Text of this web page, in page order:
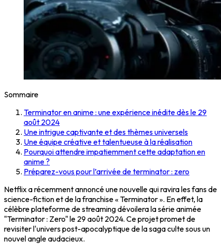
Sommaire
Terminator en anime : une expérience inédite dès le 29
août 2024
Une intrigue captivante et des thèmes universels
Une équipe créative et talentueuse à la réalisation
Pourquoi attendre impatiemment cette adaptation en
anime ?
Préparez-vous pour l’arrivée de terminator : zero
Netflix a récemment annoncé une nouvelle qui ravira les fans de
science-fiction et de la franchise « Terminator ». En effet, la
célèbre plateforme de streaming dévoilera la série animée
"Terminator : Zero" le 29 août 2024. Ce projet promet de
revisiter l'univers post-apocalyptique de la saga culte sous un
nouvel angle audacieux.